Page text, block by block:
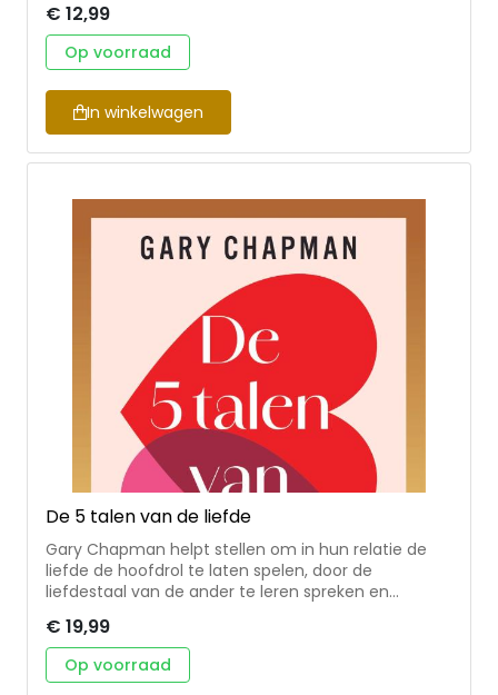
liefde, maar jullie liefdestalen! Hoe houd je de liefde
levend na de bruiloft? Het antwoord op deze vraag
ligt volgens Gary Chapman in het geven van
positieve woorden, tijd en aandacht, cadeaus,
dienstbaarheid en lichamelijke aanraking. Ieder
persoon heeft een verschillende liefdestaal. Gary
Chapman neemt je mee in de zoektocht naar de
liefdestaal die bij jou en je partner past. Ontdek hét
€ 12,99
Op voorraad
In winkelwagen
De 5 talen van de liefde
Gary Chapman helpt stellen om in hun relatie de
liefde de hoofdrol te laten spelen, door de
liefdestaal van de ander te leren spreken en
sluiten op de actualiteit. Het boek is geschikt voor
nieuwe relaties en voor stellen die al jaren samen
zijn; voor sprankelende en voor moeizame relaties.
€ 19,99
Op voorraad